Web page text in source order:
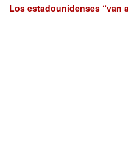
Los estadounidenses “van